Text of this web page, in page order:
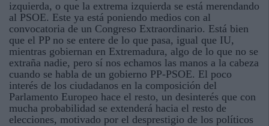
izquierda, o que la extrema izquierda se está merendando
al PSOE. Este ya está poniendo medios con al
convocatoria de un Congreso Extraordinario. Está bien
que el PP no se entere de lo que pasa, igual que IU,
mientras gobiernan en Extremadura, algo de lo que no se
extraña nadie, pero sí nos echamos las manos a la cabeza
cuando se habla de un gobierno PP-PSOE. El poco
interés de los ciudadanos en la composición del
Parlamento Europeo hace el resto, un desinterés que con
mucha probabilidad se extenderá hacia el resto de
elecciones, motivado por el desprestigio de los políticos